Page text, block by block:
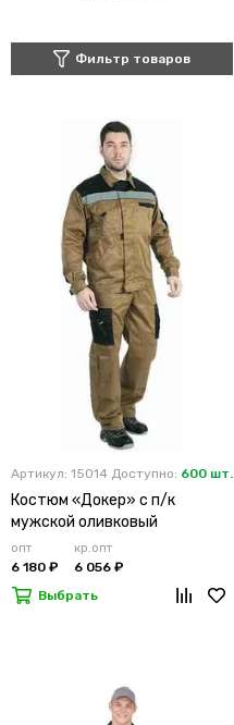
Фильтр товаров
Артикул: 15014 Доступно: 600 шт.
Костюм «Докер» с п/к
мужской оливковый
опт
6 180 ₽
кр.опт
6 056 ₽
Выбрать